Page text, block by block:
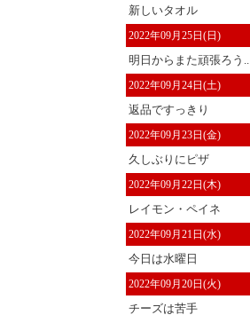
新しいタオル
2022年09月25日(日)
明日からまた頑張ろう..
2022年09月24日(土)
返品ですっきり
2022年09月23日(金)
久しぶりにピザ
2022年09月22日(木)
レイモン・ペイネ
2022年09月21日(水)
今日は水曜日
2022年09月20日(火)
チーズは苦手